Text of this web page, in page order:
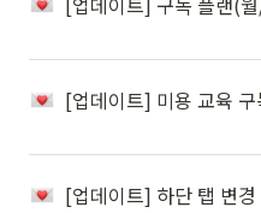
[업데이트] 미용 교육
[업데이트] 하단 탭 변